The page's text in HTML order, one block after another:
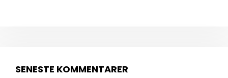
SENESTE KOMMENTARER